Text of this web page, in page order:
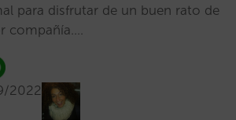
para disfrutar de un buen rato de
compañía.…
2022